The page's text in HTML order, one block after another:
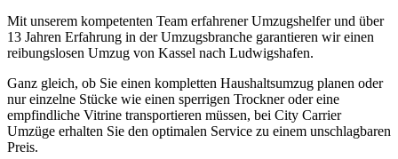
Mit unserem kompetenten Team erfahrener Umzugshelfer und über
13 Jahren Erfahrung in der Umzugsbranche garantieren wir einen
reibungslosen Umzug von Kassel nach Ludwigshafen.
Ganz gleich, ob Sie einen kompletten Haushaltsumzug planen oder
nur einzelne Stücke wie einen sperrigen Trockner oder eine
empfindliche Vitrine transportieren müssen, bei City Carrier
Umzüge erhalten Sie den optimalen Service zu einem unschlagbaren
Preis.